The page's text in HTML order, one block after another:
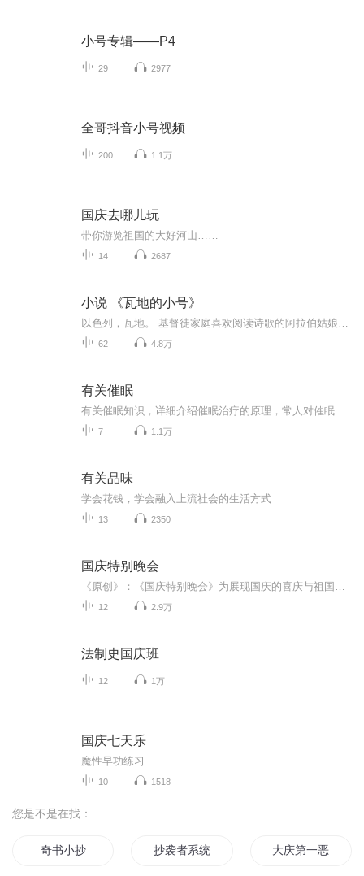
小号专辑——P4
29 2977
全哥抖音小号视频
200 1.1万
国庆去哪儿玩
带你游览祖国的大好河山……
14 2687
小说 《瓦地的小号》
62 4.8万
有关催眠
7 1.1万
有关品味
学会花钱，学会融入上流社会的生活方式
13 2350
国庆特别晚会
12 2.9万
法制史国庆班
12 1万
国庆七天乐
魔性早功练习
10 1518
您是不是在找：
奇书小抄 抄袭者系统 大庆第一恶